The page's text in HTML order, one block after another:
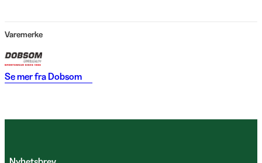
Varemerke
Se mer fra Dobsom